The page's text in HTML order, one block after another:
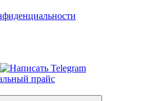
прайс